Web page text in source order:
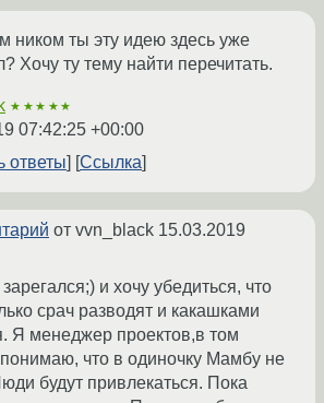
ником ты эту идею здесь уже
Хочу ту тему найти перечитать.
★★★★★
07:42:25 +00:00
ответы
Ссылка
от vvn_black 15.03.2019
и хочу убедиться, что
срач разводят и какашками
Я менеджер проектов,в том
что в одиночку Мамбу не
будут привлекаться. Пока